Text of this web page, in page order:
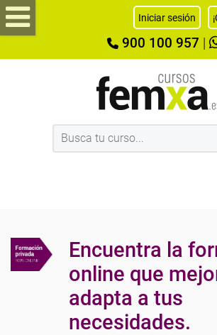
Iniciar sesión
900 100 957
Encuentra la
online que
adapta a tus
necesidades.